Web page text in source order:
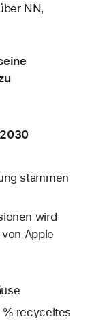
NN,
stammen
wird
Apple
recyceltes